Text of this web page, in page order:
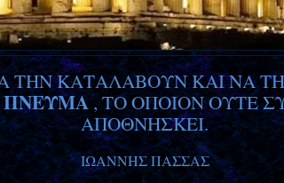
ΤΗΝ ΚΑΤΑΛΑΒΟΥΝΚΑΙ ΝΑ
ΠΝΕΥΜΑ, ΤΟ ΟΠΟΙΟΝ ΟΥΤΕ
ΑΠΟΘΝΗΣΚΕΙ.
ΙΩΑΝΝΗΣ ΠΑΣΣΑΣ